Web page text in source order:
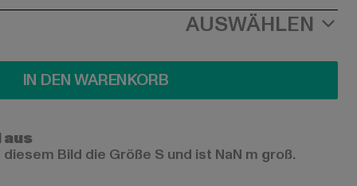
AUSWÄHLEN
IN DEN WARENKORB
Bild die Größe S und ist NaN m groß.